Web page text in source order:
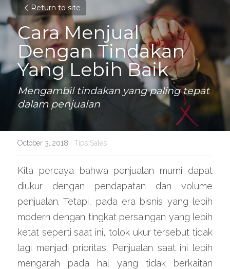
Return to site
Cara Menjual
Dengan Tindakan
Yang Lebih Baik
Mengambil tindakan yang paling tepat
dalam penjualan
October 3, 2018 · Tips Sales
Kita percaya bahwa penjualan murni dapat
diukur dengan pendapatan dan volume
penjualan. Tetapi, pada era bisnis yang lebih
modern dengan tingkat persaingan yang lebih
ketat seperti saat ini, tolok ukur tersebut tidak
lagi menjadi prioritas. Penjualan saat ini lebih
mengarah pada hal yang tidak berkaitan